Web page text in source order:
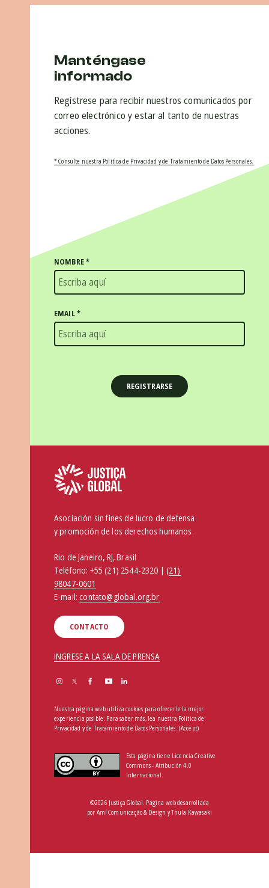
Manténgase
informado
Regístrese para recibir nuestros comunicados por
correo electrónico y estar al tanto de nuestras
acciones.
* Consulte nuestra Política de Privacidad y de Tratamiento de Datos Personales.
NOMBRE*
EMAIL*
Asociación sin fines de lucro de defensa
y promoción de los derechos humanos.
Rio de Janeiro, RJ, Brasil
Teléfono: +55 (21) 2544-2320 | (21)
98047-0601
E-mail:contato@global.org.br
CONTACTO
INGRESE A LA SALA DE PRENSA
Nuestra página web utiliza cookies para ofrecerle la mejor
experiencia posible. Para saber más, lea nuestra Política de
Privacidad y de Tratamiento de Datos Personales (Accept)
Esta página tiene Licencia Creative
Commons - Atribución 4.0
Internacional.
©2026 Justiça Global. Página web desarrollada
por Amí Comunicação & Design yThula Kawasaki